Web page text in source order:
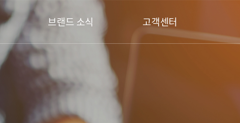
브랜드 소식 고객센터